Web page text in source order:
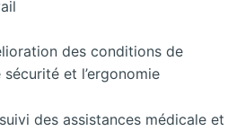
des conditions de
et l’ergonomie
des assistances médicale et